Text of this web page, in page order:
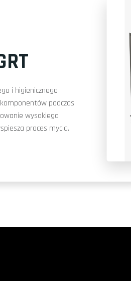
i higienicznego
podczas
wysokiego
proces mycia.